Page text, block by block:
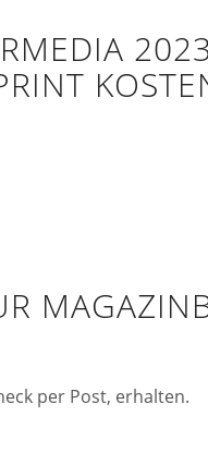
per Post, erhalten.